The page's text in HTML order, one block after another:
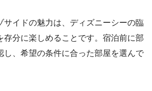
サイドの魅力は、ディズニーシーの臨
存分に楽しめることです。宿泊前に部
し、希望の条件に合った部屋を選んで